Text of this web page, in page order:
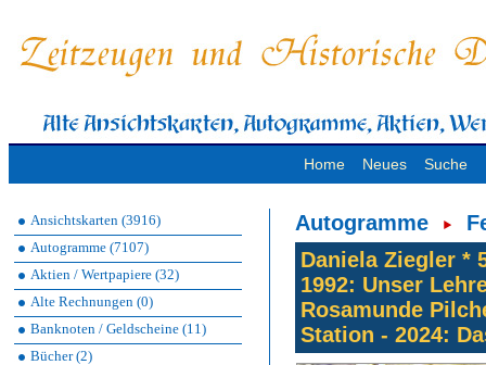
Home Neues Suche
Ansichtskarten (3916)
Autogramme (7107)
Aktien / Wertpapiere (32)
Alte Rechnungen (0)
Banknoten / Geldscheine (11)
Bücher (2)
Autogramme
Daniela Ziegler *
1992: Unser
Rosamunde
Station - 2024: